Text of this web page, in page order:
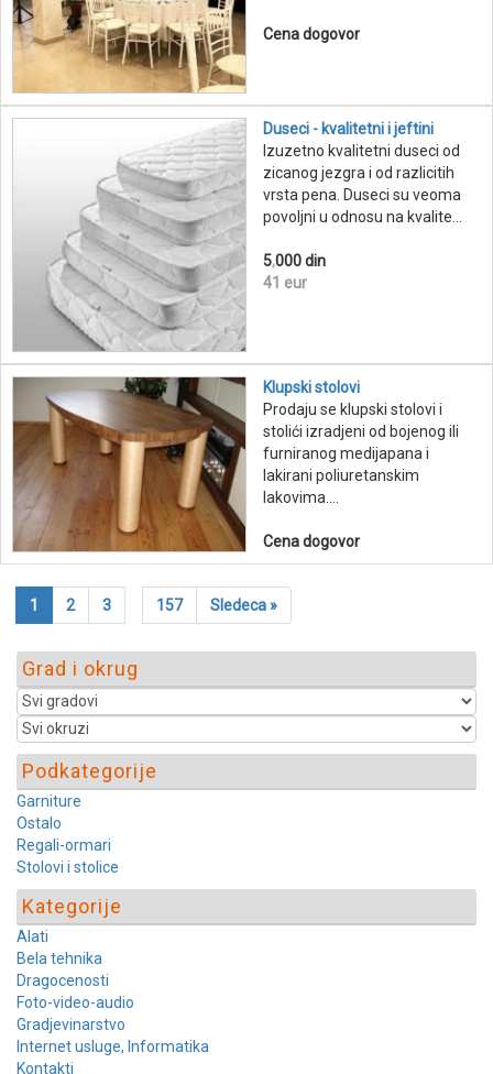
Cena dogovor
Duseci - kvalitetni i jeftini
Izuzetno kvalitetni duseci od
zicanog jezgra i od razlicitih
vrsta pena. Duseci su veoma
povoljni u odnosu na kvalite...
5,000 din
41 eur
Klupski stolovi
Prodaju se klupski stolovi i
stolići izradjeni od bojenog ili
furniranog medijapana i
lakirani poliuretanskim
lakovima....
Cena dogovor
1 2 3 157 Sledeca »
Grad i okrug
Podkategorije
Garniture
Ostalo
Regali-ormari
Stolovi i stolice
Kategorije
Alati
Bela tehnika
Dragocenosti
Foto-video-audio
Gradjevinarstvo
Internet usluge, Informatika
Kontakti